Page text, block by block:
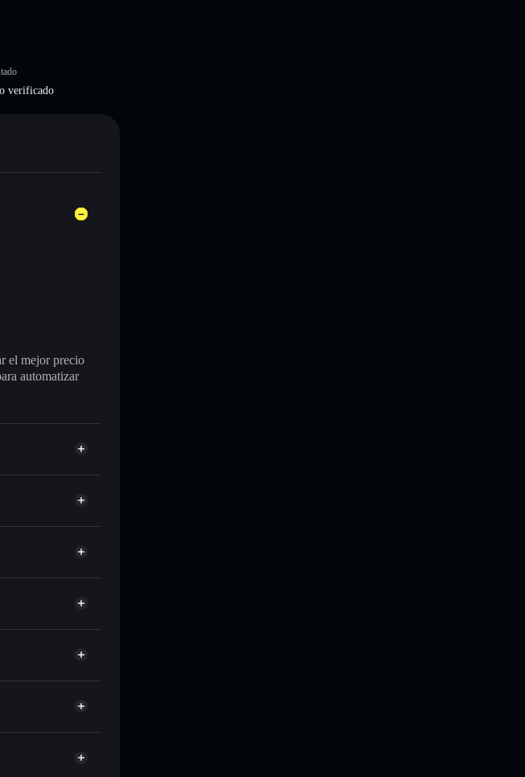
verificado
el mejor precio
automatizar
enrutamiento
de privacidad
privadas